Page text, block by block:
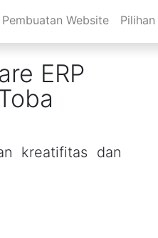
Website
ERP
kreatifitas dan